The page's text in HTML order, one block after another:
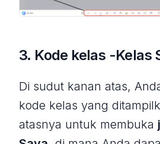
3. Kode kelas -Kelas
Di sudut kanan atas,
kode kelas yang
atasnya untuk membuka